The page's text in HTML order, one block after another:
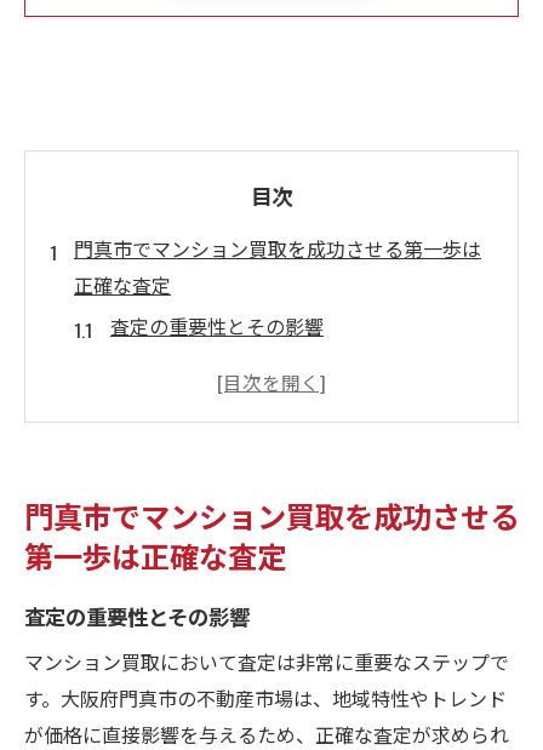
目次
門真市でマンション買取を成功させる第一歩は
正確な査定
査定の重要性とその影響
正確な査定を受けるための準備
査定結果を売却戦略に活かす
大阪府門真市の不動産市場を知りマンション買
取を有利に進める
門真市の不動産市場の特徴
地域の市場動向を読む
売却時期を見極めるコツ
門真市でマンション買取を成功させる
第一歩は正確な査定
査定の重要性とその影響
マンション買取において査定は非常に重要なステップで
す。大阪府門真市の不動産市場は、地域特性やトレンド
が価格に直接影響を与えるため、正確な査定が求められ